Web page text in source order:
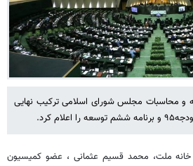
و محاسبات مجلس شورای اسلامی ترکیب نهایی
کرد.
خانه ملت، محمد قسیم عثمانی ، عضو کمیسیون